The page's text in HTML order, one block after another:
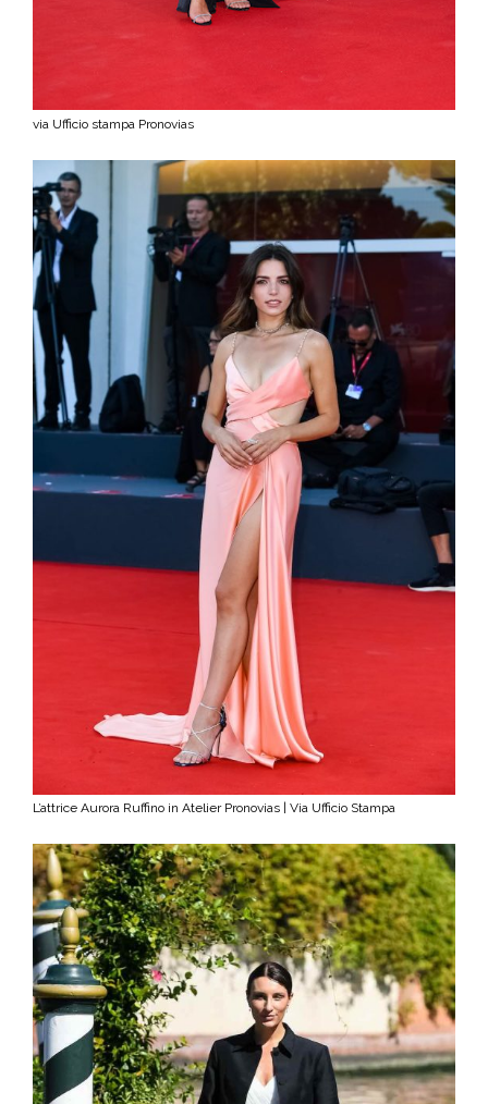
via Ufficio stampa Pronovias
L’attrice Aurora Ruffino in Atelier Pronovias | Via Ufficio Stampa